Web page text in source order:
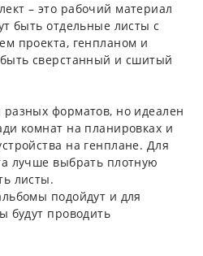
– это рабочий материал
быть отдельные листы с
проекта, генпланом и
сверстанный и сшитый
форматов, но идеален
комнат на планировках и
на генплане. Для
лучше выбрать плотную
листы.
подойдут и для
будут проводить